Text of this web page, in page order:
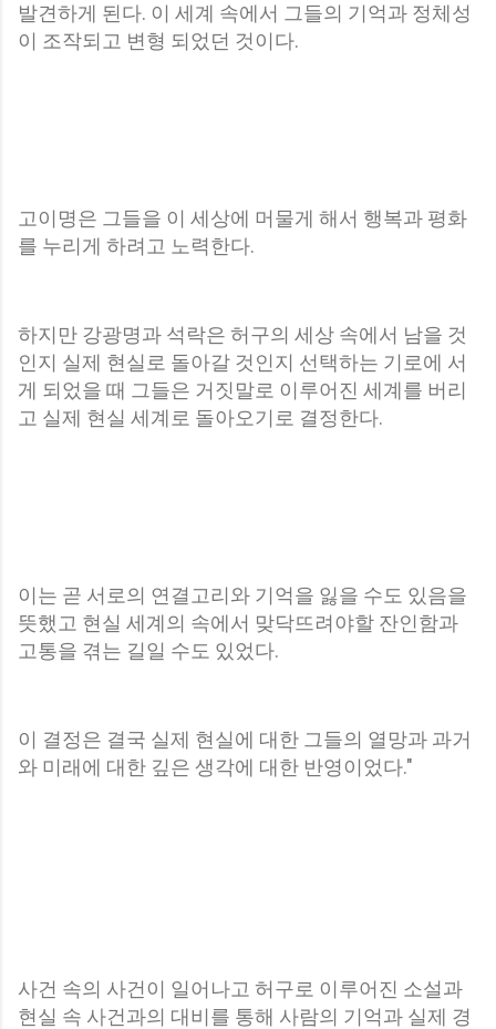
발견하게 된다. 이 세계 속에서 그들의 기억과 정체성
이 조작되고 변형 되었던 것이다.
고이명은 그들을 이 세상에 머물게 해서 행복과 평화
를 누리게 하려고 노력한다.
하지만 강광명과 석락은 허구의 세상 속에서 남을 것
인지 실제 현실로 돌아갈 것인지 선택하는 기로에 서
게 되었을 때 그들은 거짓말로 이루어진 세계를 버리
고 실제 현실 세계로 돌아오기로 결정한다.
이는 곧 서로의 연결고리와 기억을 잃을 수도 있음을
뜻했고 현실 세계의 속에서 맞닥뜨려야할 잔인함과
고통을 겪는 길일 수도 있었다.
이 결정은 결국 실제 현실에 대한 그들의 열망과 과거
와 미래에 대한 깊은 생각에 대한 반영이었다."
사건 속의 사건이 일어나고 허구로 이루어진 소설과
현실 속 사건과의 대비를 통해 사람의 기억과 실제 경